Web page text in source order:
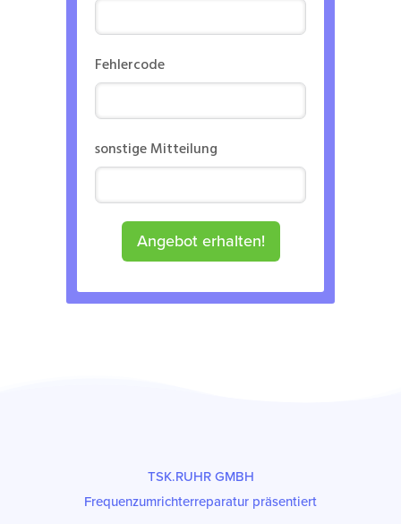
Fehlercode
sonstige Mitteilung
Angebot erhalten!
TSK.RUHR GMBH
Frequenzumrichterreparatur präsentiert